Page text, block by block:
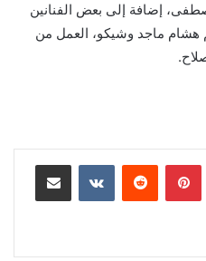
إضافة إلى بعض الفنانين
ماجد وشيكو، العمل من
بينتيريست مشاركة عبر البريد